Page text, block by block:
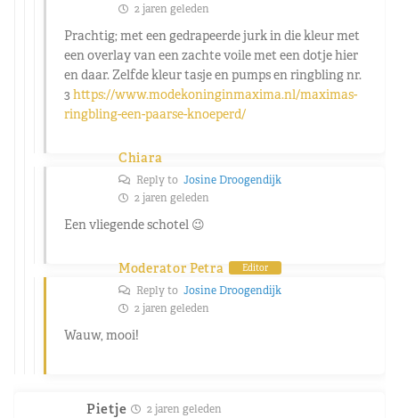
2 jaren geleden
Prachtig; met een gedrapeerde jurk in die kleur met
een overlay van een zachte voile met een dotje hier
en daar. Zelfde kleur tasje en pumps en ringbling nr.
3 https://www.modekoninginmaxima.nl/maximas-
ringbling-een-paarse-knoeperd/
Chiara
Reply to Josine Droogendijk
2 jaren geleden
Een vliegende schotel 😉
Moderator Petra Editor
Reply to Josine Droogendijk
2 jaren geleden
Wauw, mooi!
Pietje 2 jaren geleden